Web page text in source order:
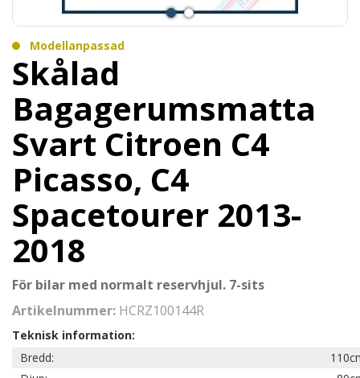
Modellanpassad
Skålad
Bagagerumsmatta
Svart Citroen C4
Picasso, C4
Spacetourer 2013-
2018
För bilar med normalt reservhjul. 7-sits
Artikelnummer: HCRZ100144R
Teknisk information:
Bredd: